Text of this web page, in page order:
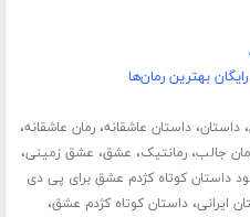
رایگان بهترین رمان‌ها
،داستان،داستان عاشقانه،رمان عاشقانه،
جالب،رمانتیک، عشق، عشق زمینی،
داستان کوتاه کژدم عشق برای پی دی
ایرانی،داستان کوتاه کژدم عشق،